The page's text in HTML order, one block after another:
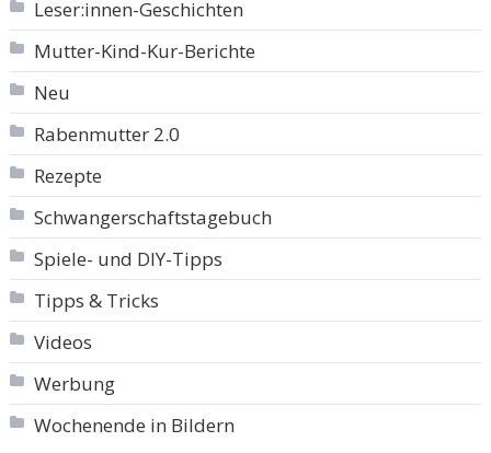
Leser:innen-Geschichten
Mutter-Kind-Kur-Berichte
Neu
Rabenmutter 2.0
Rezepte
Schwangerschaftstagebuch
Spiele- und DIY-Tipps
Tipps & Tricks
Videos
Werbung
Wochenende in Bildern